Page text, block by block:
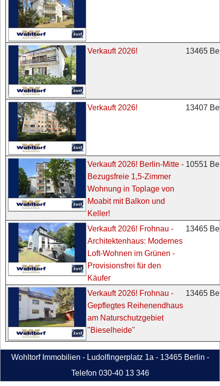
Verkauft 2026! 13465
Verkauft 2026! 13407
Verkauft 2026! Berlin-Mitte -
Bezugsfreie 1,5-Zimmer
Wohnung in Toplage von
Moabit mit Balkon und
Keller!
10551
Verkauft 2026! Frohnau -
Architektenhaus: Modernes
Loft-Wohnen im Grünen -
Provisionsfrei für den
Käufer
13465
Verkauft 2026! Frohnau -
Gepflegtes Reihenendhaus
am Naturschutzgebiet
"Bieselheide"
13465
Wohltorf Immobilien - Ludolfingerplatz 1a - 13465 Berlin -
Telefon 030-40 13 346